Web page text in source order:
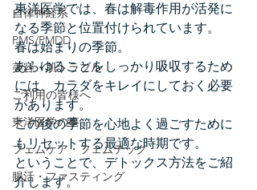
自律神経系
PMS/PMDD
美容・肌トラブル
ご利用の皆様へ
東洋医学の事
フェムケア・フェムテック
腸活・ファスティング
東洋医学では、春は解毒作用が活発に
なる季節と位置付けられています。
春は始まりの季節。
あらゆることをしっかり吸収するため
には、カラダをキレイにしておく必要
があります。
この後の季節を心地よく過ごすために
もリセットする最適な時期です。
ということで、デトックス方法をご紹
介します。